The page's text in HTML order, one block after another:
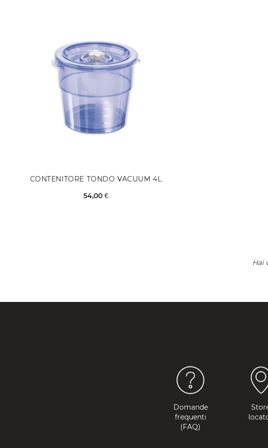
CONTENITORE TONDO VACUUM 4L
54,00 €
Hai
Domande
frequenti
(FAQ)